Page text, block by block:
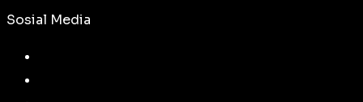
Sosial Media